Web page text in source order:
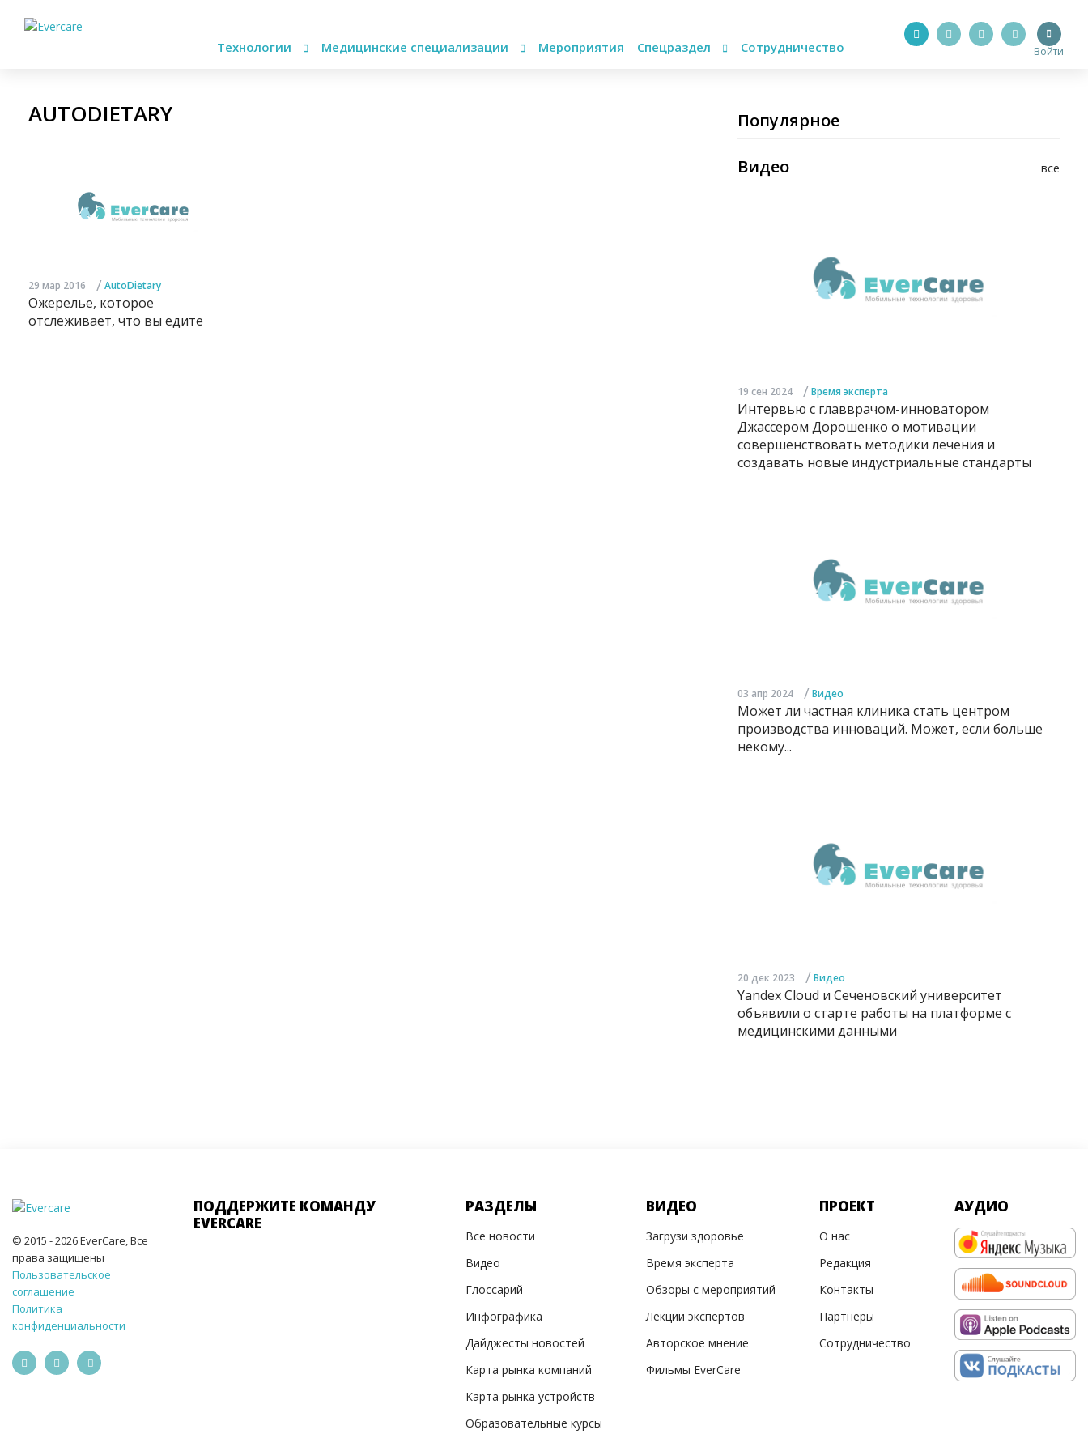
Технологии Медицинские специализации Мероприятия Спецраздел Сотрудничество Войти
AUTODIETARY
29 мар 2016 / AutoDietary
Ожерелье, которое
отслеживает, что вы едите
Популярное
все
Видео
19 сен 2024 / Время эксперта
Интервью с главврачом-инноватором
Джассером Дорошенко о мотивации
совершенствовать методики лечения и
создавать новые индустриальные стандарты
03 апр 2024 / Видео
Может ли частная клиника стать центром
производства инноваций. Может, если больше
некому...
20 дек 2023 / Видео
Yandex Cloud и Сеченовский университет
объявили о старте работы на платформе с
медицинскими данными
© 2015 - 2026 EverCare, Все
права защищены
Пользовательское
соглашение
Политика
конфиденциальности
ПОДДЕРЖИТЕ КОМАНДУ
EVERCARE
РАЗДЕЛЫ
Все новости
Видео
Глоссарий
Инфографика
Дайджесты новостей
Карта рынка компаний
Карта рынка устройств
Образовательные курсы
ВИДЕО
Загрузи здоровье
Время эксперта
Обзоры с мероприятий
Лекции экспертов
Авторское мнение
Фильмы EverCare
ПРОЕКТ
О нас
Редакция
Контакты
Партнеры
Сотрудничество
АУДИО